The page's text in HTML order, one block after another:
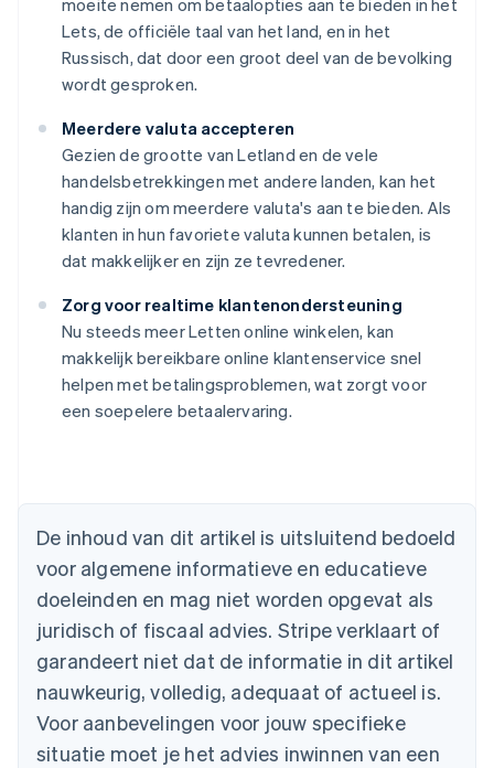
moeite nemen om betaalopties aan te bieden in het
Lets, de officiële taal van het land, en in het
Russisch, dat door een groot deel van de bevolking
wordt gesproken.
Meerdere valuta accepteren
Gezien de grootte van Letland en de vele
handelsbetrekkingen met andere landen, kan het
handig zijn om meerdere valuta's aan te bieden. Als
klanten in hun favoriete valuta kunnen betalen, is
dat makkelijker en zijn ze tevredener.
Zorg voor realtime klantenondersteuning
Nu steeds meer Letten online winkelen, kan
makkelijk bereikbare online klantenservice snel
helpen met betalingsproblemen, wat zorgt voor
een soepelere betaalervaring.
De inhoud van dit artikel is uitsluitend bedoeld
voor algemene informatieve en educatieve
doeleinden en mag niet worden opgevat als
juridisch of fiscaal advies. Stripe verklaart of
garandeert niet dat de informatie in dit artikel
nauwkeurig, volledig, adequaat of actueel is.
Voor aanbevelingen voor jouw specifieke
situatie moet je het advies inwinnen van een
Australië
English
Bulgarije
Canada
English Français
Cyprus
English
Denemarken
English
Duitsland
DeutschEnglish
Estland